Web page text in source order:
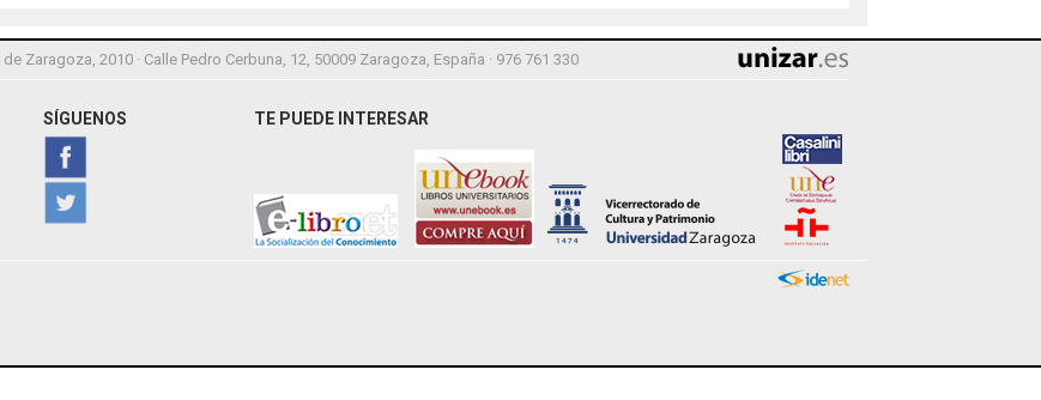
Zaragoza, 2010 · Calle Pedro Cerbuna, 12, 50009 Zaragoza, España · 976 761 330
SÍGUENOS TE PUEDE INTERESAR